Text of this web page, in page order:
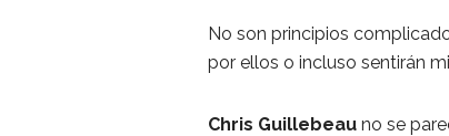
No son principios
por ellos o incluso sentirán
Chris Guillebeau no se